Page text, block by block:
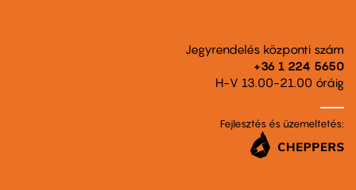
Jegyrendelés központi szám
+36 1 224 5650
H-V 13.00-21.00 óráig
Fejlesztés és üzemeltetés: